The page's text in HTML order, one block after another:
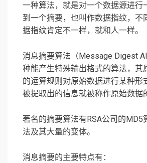
一种算法，就是对一个数据源进行
到一个摘要，也叫作数据指纹，不
据指纹肯定不一样，就和人一样。
消息摘要算法（Message Digest
种能产生特殊输出格式的算法，其
的运算规则对原始数据进行某种形
被提取出的信息就被称作原始数据
著名的摘要算法有RSA公司的MD5
法及其大量的变体。
消息摘要的主要特点有：